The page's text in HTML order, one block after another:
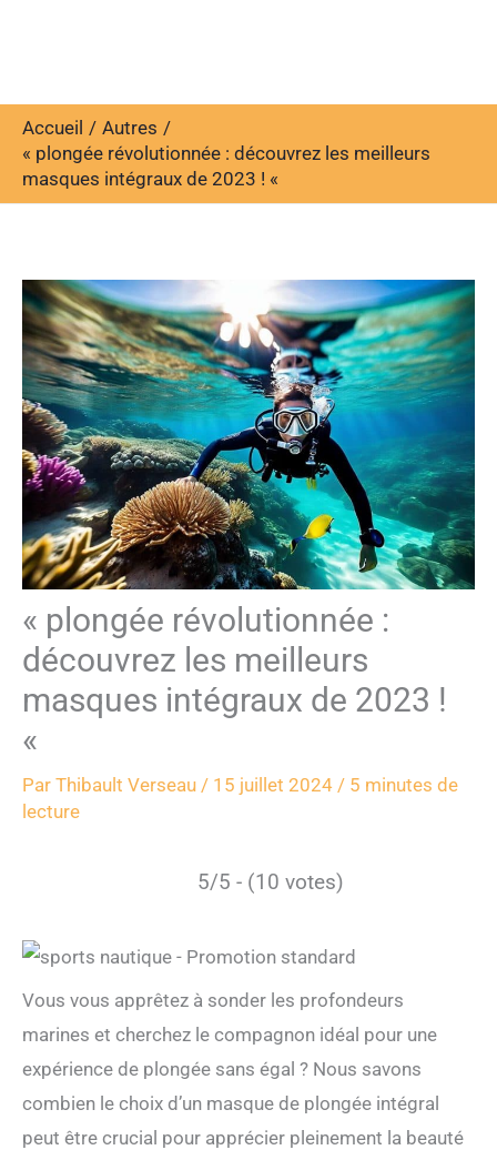
Accueil
Autres
« plongée révolutionnée : découvrez les meilleurs
masques intégraux de 2023 ! «
« plongée révolutionnée :
découvrez les meilleurs
masques intégraux de 2023 !
«
Par Thibault Verseau / 15 juillet 2024 / 5 minutes de
lecture
5/5 - (10 votes)
Vous vous apprêtez à sonder les profondeurs
marines et cherchez le compagnon idéal pour une
expérience de plongée sans égal ? Nous savons
combien le choix d’un masque de plongée intégral
peut être crucial pour apprécier pleinement la beauté